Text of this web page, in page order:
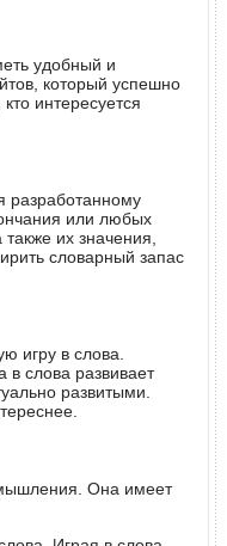
удобный и
который успешно
интересуется
разработанному
или любых
их значения,
словарный запас
игру в слова.
слова развивает
развитыми.
мышления. Она имеет